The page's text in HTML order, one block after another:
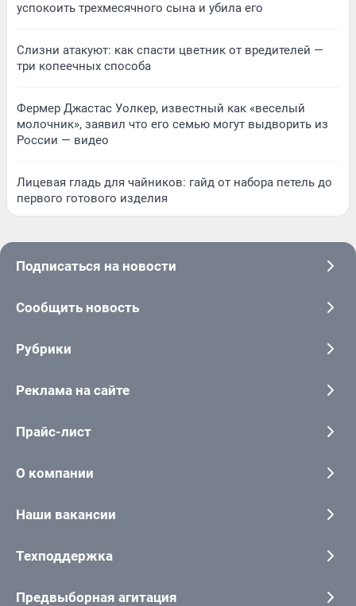
успокоить трехмесячного сына и убила его
Слизни атакуют: как спасти цветник от вредителей —
три копеечных способа
Фермер Джастас Уолкер, известный как «веселый
молочник», заявил что его семью могут выдворить из
России — видео
Лицевая гладь для чайников: гайд от набора петель до
первого готового изделия
Подписаться на новости
Сообщить новость
Рубрики
Реклама на сайте
Прайс-лист
О компании
Наши вакансии
Техподдержка
Предвыборная агитация